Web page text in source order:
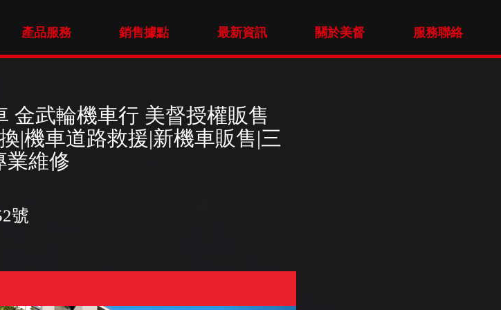
產品服務 銷售據點 最新資訊 關於美督 服務聯絡
金武輪機車行 美督授權販售
|機車道路救援|新機車販售|三
業維修
號